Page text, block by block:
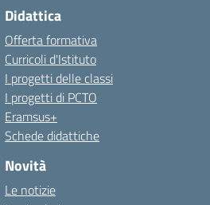
Didattica
Offerta formativa
Curricoli d'Istituto
I progetti delle classi
I progetti di PCTO
Eramsus+
Schede didattiche
Novità
Le notizie